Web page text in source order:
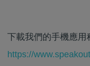
下載我們的手機應用
https://